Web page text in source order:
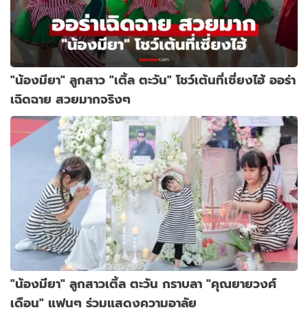
"น้องมียา" ลูกสาว "เติ้ล ตะวัน" โชว์เต้นที่เซี่ยงไฮ้ ออร่า
เฉิดฉาย สวยมากจริงๆ
"น้องมียา" ลูกสาวเติ้ล ตะวัน กราบลา "คุณยายวงศ์
เดือน" แฟนๆ ร่วมแสดงความอาลัย